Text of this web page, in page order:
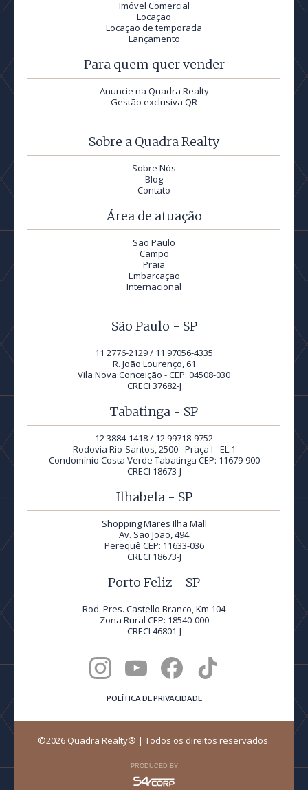
Imóvel Comercial
Locação
Locação de temporada
Lançamento
Para quem quer vender
Anuncie na Quadra Realty
Gestão exclusiva QR
Sobre a Quadra Realty
Sobre Nós
Blog
Contato
Área de atuação
São Paulo
Campo
Praia
Embarcação
Internacional
São Paulo - SP
11 2776-2129 / 11 97056-4335
R. João Lourenço, 61
Vila Nova Conceição - CEP: 04508-030
CRECI 37682-J
Tabatinga - SP
12 3884-1418 / 12 99718-9752
Rodovia Rio-Santos, 2500 - Praça I - EL.1
Condomínio Costa Verde Tabatinga CEP: 11679-900
CRECI 18673-J
Ilhabela - SP
Shopping Mares Ilha Mall
Av. São João, 494
Perequê CEP: 11633-036
CRECI 18673-J
Porto Feliz - SP
Rod. Pres. Castello Branco, Km 104
Zona Rural CEP: 18540-000
CRECI 46801-J
POLÍTICA DE PRIVACIDADE
©2026 Quadra Realty® | Todos os direitos reservados.
PRODUCED BY